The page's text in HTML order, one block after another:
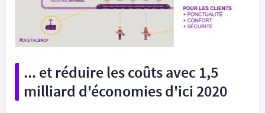
... et réduire les coûts avec 1,5
milliard d'économies d'ici 2020